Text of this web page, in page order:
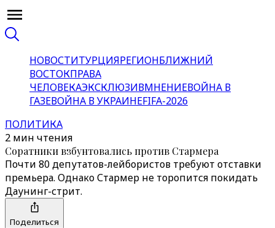
НОВОСТИТУРЦИЯРЕГИОНБЛИЖНИЙ
ВОСТОКПРАВА
ЧЕЛОВЕКАЭКСКЛЮЗИВМНЕНИЕВОЙНА В
ГАЗЕВОЙНА В УКРАИНЕFIFA-2026
ПОЛИТИКА
2 мин чтения
Соратники взбунтовались против Стармера
Почти 80 депутатов-лейбористов требуют отставки
премьера. Однако Стармер не торопится покидать
Даунинг-стрит.
Поделиться